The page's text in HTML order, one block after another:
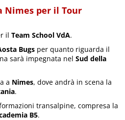
Nimes per il Tour
ilTeam School VdA.
Bugs per quanto riguarda il
sarà impegnata nelSud della
a Nimes, dove andrà in scena la
.
transalpine, compresa la
B5.